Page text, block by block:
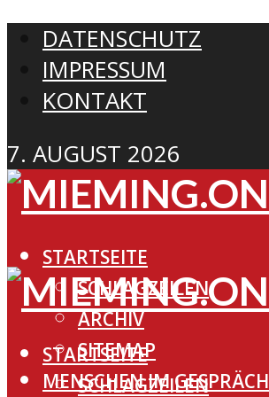
DATENSCHUTZ
IMPRESSUM
KONTAKT
7. AUGUST 2026
STARTSEITE
SCHLAGZEILEN
ARCHIV
SITEMAP
MENSCHEN IM GESPRÄCH
STARTSEITE
SCHLAGZEILEN